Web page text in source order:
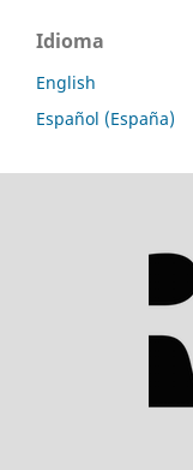
Idioma
English
Español (España)